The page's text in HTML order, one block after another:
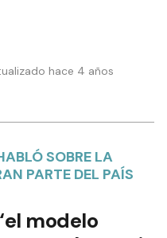
hace 4 años
SOBRE LA
PARTE DEL PAÍS
modelo